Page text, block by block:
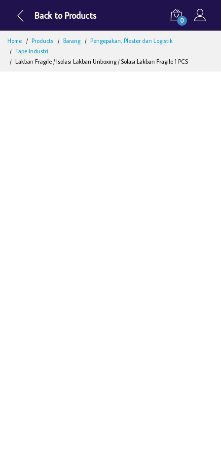
Back to Products 0
Home Products Barang
Pengepakan, Plester dan Logistik
Tape Industri
Lakban Fragile / Isolasi Lakban Unboxing / Solasi Lakban Fragile 1 PCS